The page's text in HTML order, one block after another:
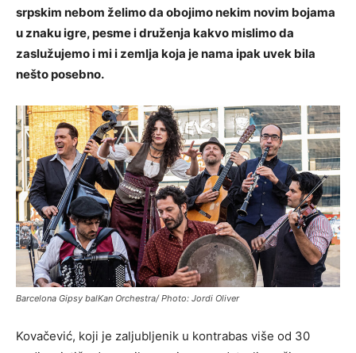
srpskim nebom želimo da obojimo nekim novim bojama
u znaku igre, pesme i druženja kakvo mislimo da
zaslužujemo i mi i zemlja koja je nama ipak uvek bila
nešto posebno.
Barcelona Gipsy balKan Orchestra/ Photo: Jordi Oliver
Kovačević, koji je zaljubljenik u kontrabas više od 30